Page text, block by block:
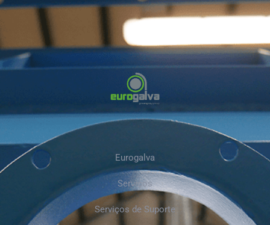
Eurogalva
Serviços
Serviços de Suporte